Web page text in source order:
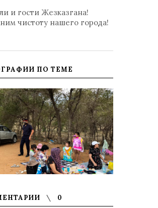
и гости Жезказгана!
чистоту нашего города!
ПО ТЕМЕ
0